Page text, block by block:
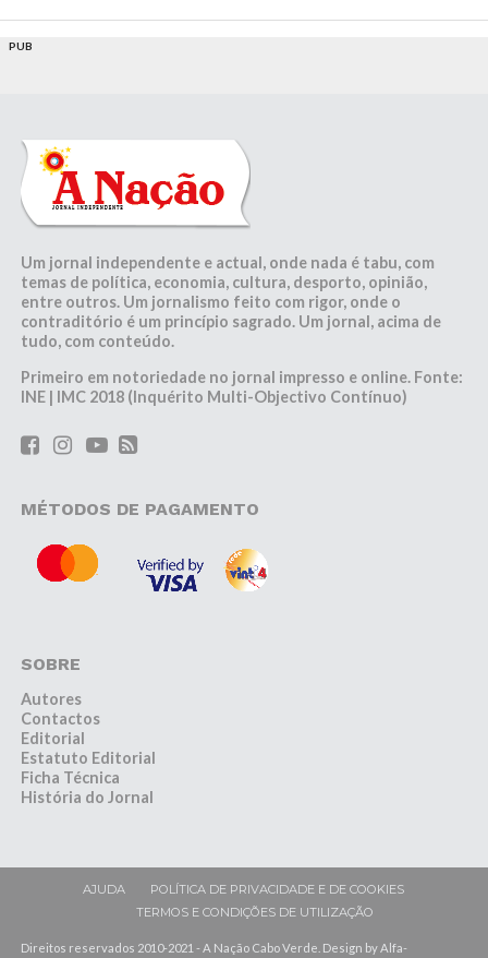
PUB
Um jornal independente e actual, onde nada é tabu, com
temas de política, economia, cultura, desporto, opinião,
entre outros. Um jornalismo feito com rigor, onde o
contraditório é um princípio sagrado. Um jornal, acima de
tudo, com conteúdo.
Primeiro em notoriedade no jornal impresso e online. Fonte:
INE | IMC 2018 (Inquérito Multi-Objectivo Contínuo)
MÉTODOS DE PAGAMENTO
SOBRE
Autores
Contactos
Editorial
Estatuto Editorial
Ficha Técnica
História do Jornal
AJUDA
POLÍTICA DE PRIVACIDADE E DE COOKIES
TERMOS E CONDIÇÕES DE UTILIZAÇÃO
Direitos reservados 2010-2021 - A Nação Cabo Verde. Design by Alfa-